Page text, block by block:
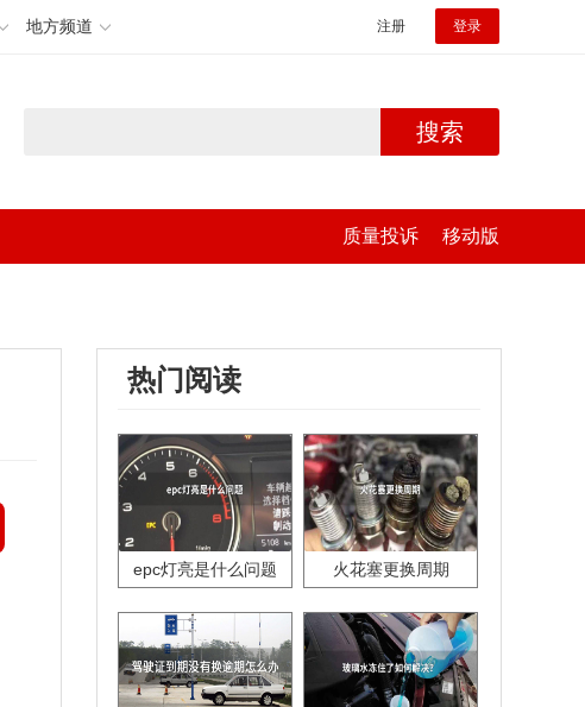
地方频道 注册 登录
搜索
质量投诉 移动版
热门阅读
epc灯亮是什么问题 火花塞更换周期